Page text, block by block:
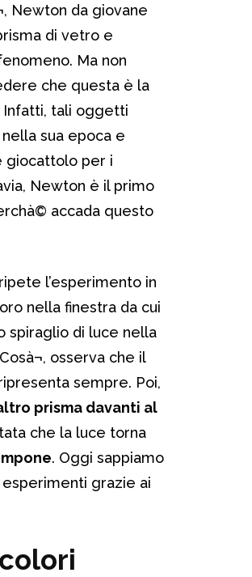
Newton da giovane
di vetro e
Ma non
che questa è la
Infatti, tali oggetti
sua epoca e
giocattolo per i
Newton è il primo
accada questo
l’esperimento in
nella finestra da cui
spiraglio di luce nella
osserva che il
sempre. Poi,
prisma davanti al
che la luce torna
. Oggi sappiamo
grazie ai